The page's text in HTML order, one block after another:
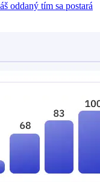
oddaný tím sa postará